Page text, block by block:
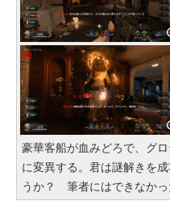
豪華客船が血みどろで、グ
に変異する。君は謎解きを
うか？ 筆者にはできなかっ